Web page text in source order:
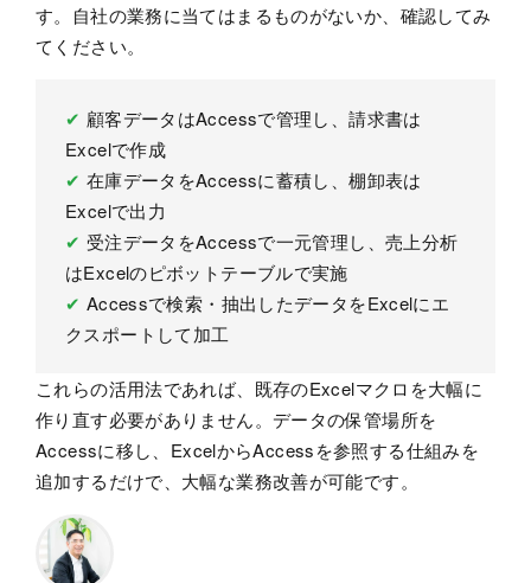
す。自社の業務に当てはまるものがないか、確認してみ
てください。
✔ 顧客データはAccessで管理し、請求書は
Excelで作成
✔ 在庫データをAccessに蓄積し、棚卸表は
Excelで出力
✔ 受注データをAccessで一元管理し、売上分析
はExcelのピボットテーブルで実施
✔ Accessで検索・抽出したデータをExcelにエ
クスポートして加工
これらの活用法であれば、既存のExcelマクロを大幅に
作り直す必要がありません。データの保管場所を
Accessに移し、ExcelからAccessを参照する仕組みを
追加するだけで、大幅な業務改善が可能です。